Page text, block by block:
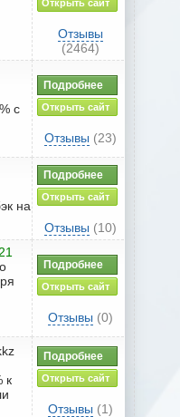
Открыть сайт
Отзывы
(2464)
с
Подробнее
Открыть сайт
Отзывы (23)
на
Подробнее
Открыть сайт
Отзывы (10)
Подробнее
Открыть сайт
Отзывы (0)
к
Подробнее
Открыть сайт
Отзывы (1)